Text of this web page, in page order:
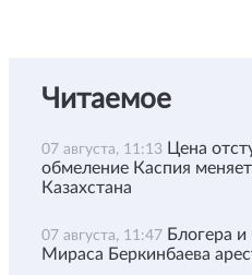
Читаемое
07 августа, 11:13 Цена
обмеление Каспия
Казахстана
07 августа, 11:47 Блогера
Мираса Беркинбаева